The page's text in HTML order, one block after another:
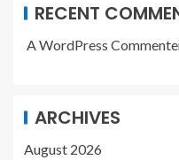
RECENT
A WordPress
ARCHIVES
August 2026